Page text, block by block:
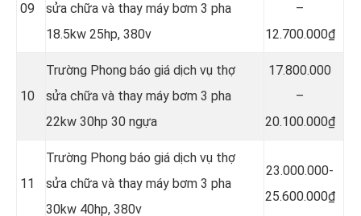
09
sửa chữa và thay máy bơm 3 pha
18.5kw 25hp, 380v
–
12.700.000₫
10
Trường Phong báo giá dịch vụ thợ
sửa chữa và thay máy bơm 3 pha
22kw 30hp 30 ngựa
17.800.000
–
20.100.000₫
11
Trường Phong báo giá dịch vụ thợ
sửa chữa và thay máy bơm 3 pha
30kw 40hp, 380v
23.000.000-
25.600.000₫